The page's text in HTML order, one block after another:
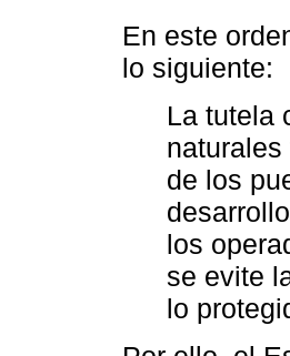
En este
lo siguiente:
La tutela
de los
los
se evite
lo